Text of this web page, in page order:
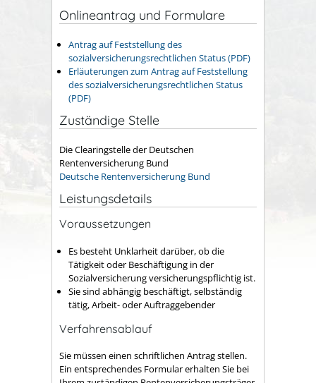
Onlineantrag und Formulare
Antrag auf Feststellung des
sozialversicherungsrechtlichen Status (PDF)
Erläuterungen zum Antrag auf Feststellung
des sozialversicherungsrechtlichen Status
(PDF)
Zuständige Stelle
Die Clearingstelle der Deutschen
Rentenversicherung Bund
Deutsche Rentenversicherung Bund
Leistungsdetails
Voraussetzungen
Es besteht Unklarheit darüber, ob die
Tätigkeit oder Beschäftigung in der
Sozialversicherung versicherungspflichtig ist.
Sie sind abhängig beschäftigt, selbständig
tätig, Arbeit- oder Auftraggebender
Verfahrensablauf
Sie müssen einen schriftlichen Antrag stellen.
Ein entsprechendes Formular erhalten Sie bei